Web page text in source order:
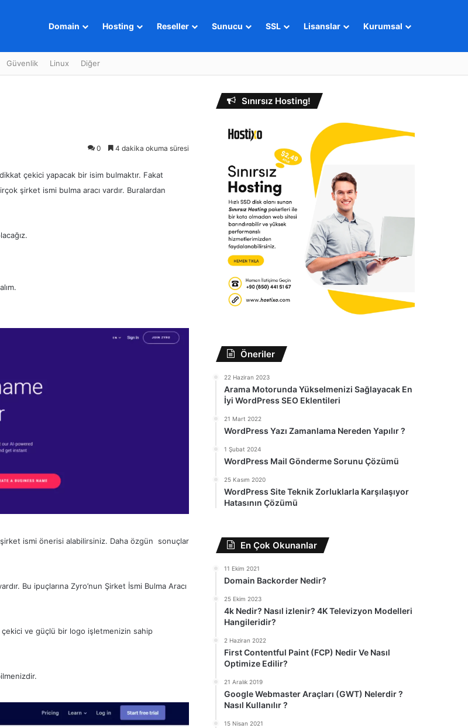
Domain Hosting Reseller Sunucu SSL Lisanslar Kurumsal
Güvenlik Linux Diğer
0 4 dakika okuma süresi
çekici yapacak bir isim bulmaktır. Fakat
şirket ismi bulma aracı vardır. Buralardan
ismi önerisi alabilirsiniz. Daha özgün sonuçlar
Bu ipuçlarına Zyro’nun Şirket İsmi Bulma Aracı
ve güçlü bir logo işletmenizin sahip
Sınırsız Hosting!
Öneriler
22 Haziran 2023
Arama Motorunda Yükselmenizi Sağlayacak En
İyi WordPress SEO Eklentileri
21 Mart 2022
WordPress Yazı Zamanlama Nereden Yapılır ?
1 Şubat 2024
WordPress Mail Gönderme Sorunu Çözümü
25 Kasım 2020
WordPress Site Teknik Zorluklarla Karşılaşıyor
Hatasının Çözümü
En Çok Okunanlar
11 Ekim 2021
Domain Backorder Nedir?
25 Ekim 2023
4k Nedir? Nasıl izlenir? 4K Televizyon Modelleri
Hangileridir?
2 Haziran 2022
First Contentful Paint (FCP) Nedir Ve Nasıl
Optimize Edilir?
21 Aralık 2019
Google Webmaster Araçları (GWT) Nelerdir ?
Nasıl Kullanılır ?
15 Nisan 2021